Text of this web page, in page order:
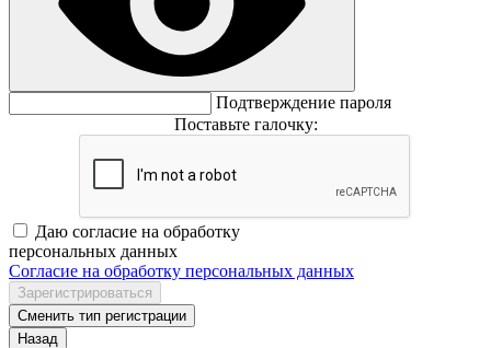
Подтверждение пароля
Поставьте галочку:
Даю согласие на обработку
персональных данных
Согласие на обработку персональных данных
Сменить тип регистрации
Назад